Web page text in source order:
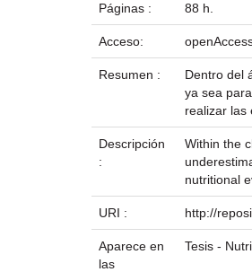
Páginas : 88 h.
Acceso:
Resumen :
Dentro del
ya sea
realizar las
Descripción
:
Within the
nutritional
URI : http://
Aparece en
las
Tesis -